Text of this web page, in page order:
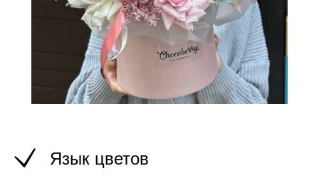
Язык цветов